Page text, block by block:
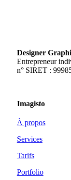
Designer
Entrepreneur
n° SIRET :
Imagisto
À propos
Services
Tarifs
Portfolio